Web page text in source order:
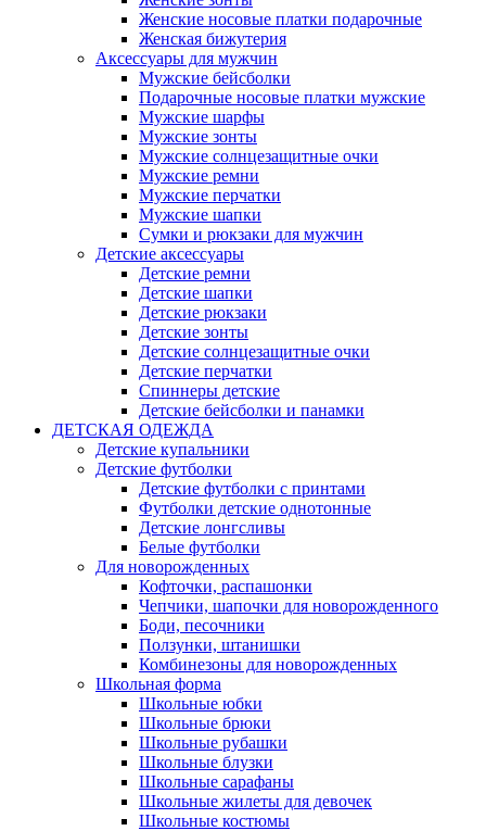
Женские носовые платки подарочные
Женская бижутерия
Аксессуары для мужчин
Мужские бейсболки
Подарочные носовые платки мужские
Мужские шарфы
Мужские зонты
Мужские солнцезащитные очки
Мужские ремни
Мужские перчатки
Мужские шапки
Сумки и рюкзаки для мужчин
Детские аксессуары
Детские ремни
Детские шапки
Детские рюкзаки
Детские зонты
Детские солнцезащитные очки
Детские перчатки
Спиннеры детские
Детские бейсболки и панамки
ДЕТСКАЯ ОДЕЖДА
Детские купальники
Детские футболки
Детские футболки с принтами
Футболки детские однотонные
Детские лонгсливы
Белые футболки
Для новорожденных
Кофточки, распашонки
Чепчики, шапочки для новорожденного
Боди, песочники
Ползунки, штанишки
Комбинезоны для новорожденных
Школьная форма
Школьные юбки
Школьные брюки
Школьные рубашки
Школьные блузки
Школьные сарафаны
Школьные жилеты для девочек
Школьные костюмы